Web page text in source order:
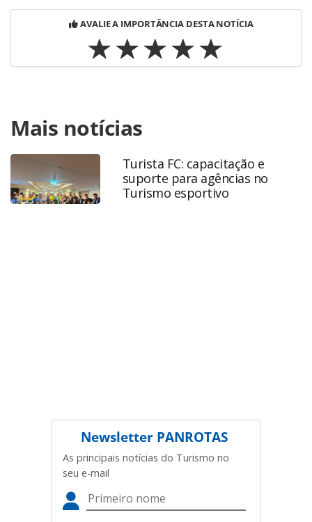
AVALIE A IMPORTÂNCIA DESTA NOTÍCIA
https://www.panrotas.com.br/viagens-
corporativas/aviacao/2019/07/latam-lanca-nova-
campanha-de-sustentabilidade_166087.html ou as
ferramentas oferecidas na página. Todo o conteúdo
produzido pela PANROTAS Editora é protegido pela
legislação brasileira sobre direito autoral. Não reproduza o
Mais notícias
Turista FC: capacitação e
suporte para agências no
Turismo esportivo
Newsletter PANROTAS
As principais notícias do Turismo no
seu e-mail